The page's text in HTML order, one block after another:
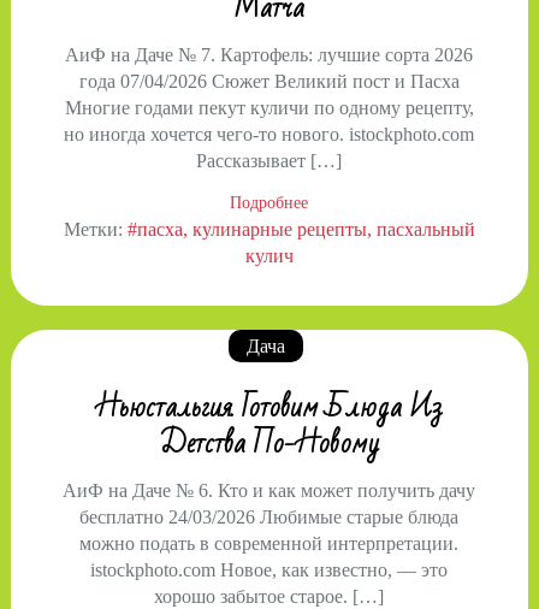
АиФ на Даче № 7. Картофель: лучшие сорта 2026
года 07/04/2026 Сюжет Великий пост и Пасха
Многие годами пекут куличи по одному рецепту,
но иногда хочется чего‑то нового. istockphoto.com
Рассказывает […]
Подробнее
Метки: #пасха кулинарные рецепты пасхальный
кулич
Дача
Ньюстальгия. Готовим Блюда Из
Детства По-Новому
АиФ на Даче № 6. Кто и как может получить дачу
бесплатно 24/03/2026 Любимые старые блюда
можно подать в современной интерпретации.
istockphoto.com Новое, как известно, — это
хорошо забытое старое. […]